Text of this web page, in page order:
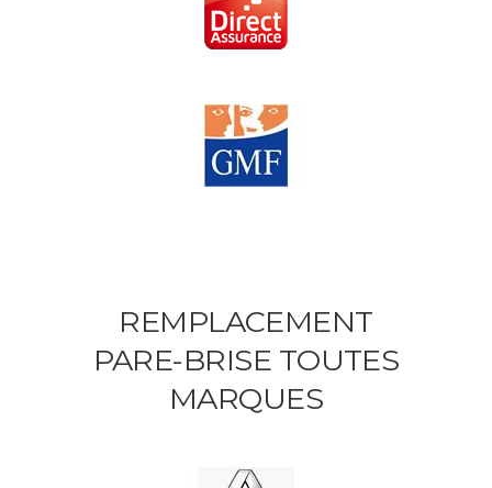
REMPLACEMENT
PARE-BRISE TOUTES
MARQUES